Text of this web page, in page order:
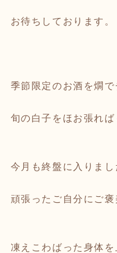
お待ちしております。
季節限定のお酒を燗で
旬の白子をほお張れば
今月も終盤に入りまし
頑張ったご自分にご褒
凍えこわばった身体